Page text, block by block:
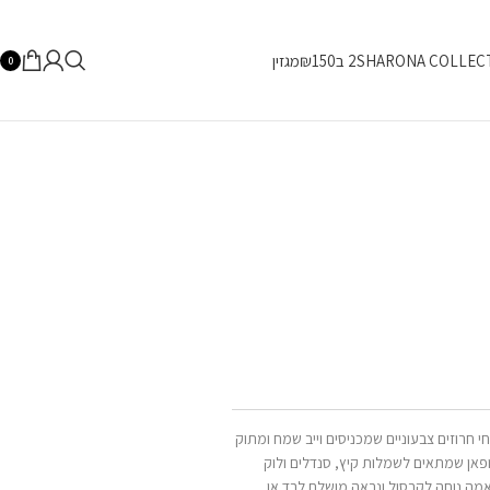
SHARONA2 ב₪150 מגזין 0
חרוזים צבעוניים שמכניסים וייב שמח ומתוק
שמתאים לשמלות קיץ, סנדלים ולוק